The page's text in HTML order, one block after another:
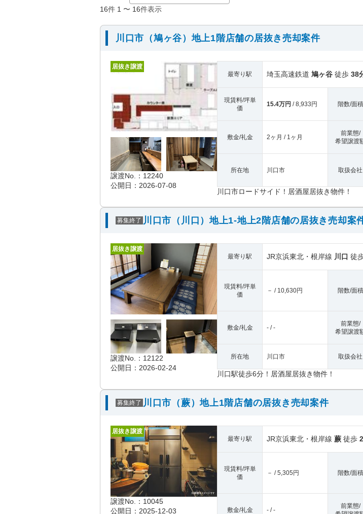
16件 1 〜 16件表示
川口市（鳩ヶ谷）地上1階店舗の居抜き売却案件
居抜き譲渡
譲渡No.：12240
公開日：2026-07-08
最寄り駅 埼玉高速鉄道 鳩ヶ谷 徒歩 38
現賃料/坪単
価
15.4万円 / 8,933円 階数/面積
敷金/礼金 2ヶ月 / 1ヶ月
前業態/
希望譲渡
所在地 川口市 取扱会社
川口市ロードサイド！居酒屋居抜き物件！
募集終了 川口市（川口）地上1-地上2階店舗の居抜き売却案
居抜き譲渡
譲渡No.：12122
公開日：2026-02-24
最寄り駅 JR京浜東北・根岸線 川口 徒
現賃料/坪単
価
－ / 10,630円 階数/面積
敷金/礼金 - / -
前業態/
希望譲渡
所在地 川口市 取扱会社
川口駅徒歩6分！居酒屋居抜き物件！
募集終了 川口市（蕨）地上1階店舗の居抜き売却案件
居抜き譲渡
譲渡No.：10045
公開日：2025-12-03
最寄り駅 JR京浜東北・根岸線 蕨 徒歩
現賃料/坪単
価
－ / 5,305円 階数/面積
敷金/礼金 - / -
前業態/